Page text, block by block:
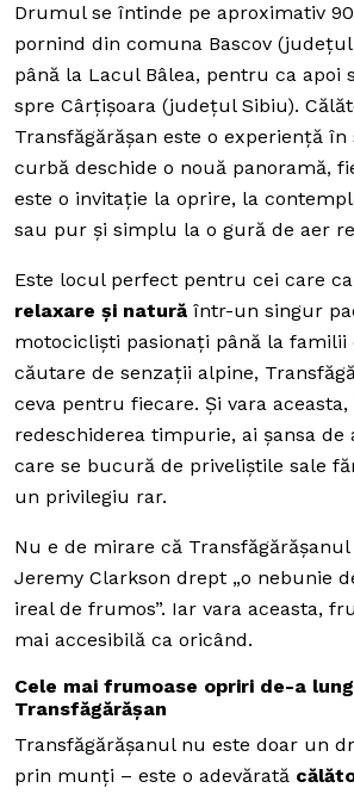
Drumul se întinde pe aproximativ
pornind din comuna Bascov
până la Lacul Bâlea, pentru ca apoi
spre Cârțișoara (județul Sibiu).
Transfăgărășan este o experiență în
curbă deschide o nouă panoramă,
este o invitație la oprire, la
sau pur și simplu la o gură de aer
Este locul perfect pentru cei care
relaxare și natură într-un singur
motocicliști pasionați până la familii
căutare de senzații alpine,
ceva pentru fiecare. Și vara
redeschiderea timpurie, ai șansa
care se bucură de priveliștile sale
un privilegiu rar.
Nu e de mirare că
Jeremy Clarkson drept „o nebunie
ireal de frumos”. Iar vara aceasta,
mai accesibilă ca oricând.
Cele mai frumoase opriri de-a
Transfăgărășan
Transfăgărășanul nu este doar un
prin munți – este o adevărată